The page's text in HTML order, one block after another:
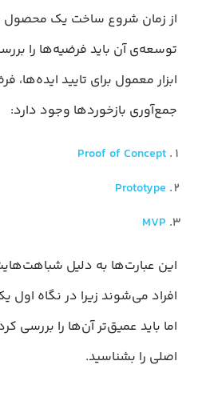
از زمان شروع ساخت یک محصول
توسعه‌ی آن باید فرضیه‌ها را
ابزار معمول برای تایید
جمع‌آوری بازخورد‌ها وجود دارد:
Proof of Concept
Prototype
MVP
این عبارت‌ها به دلیل
افراد می‌شوند زیرا در نگاه اول
اما باید عمیق‌تر آن‌ها را بررسی
اصلی را بشناسید.